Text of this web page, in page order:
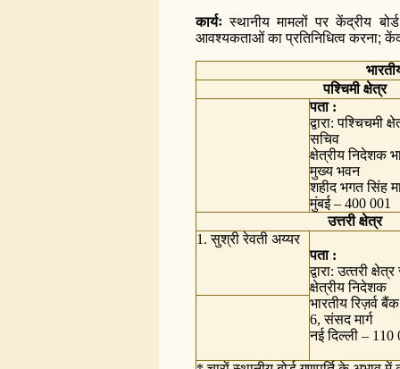
कार्यःस्थानीय मामलों पर केंद्रीय
आवश्यकताओं का प्रतिनिधित्व करना;
पश्चिमी क्षेत्र
पता :
द्वारा: पश्चिचमी
सचिव
क्षेत्रीय निदेशक
मुख्‍य भवन
शहीद भगत सिंह
मुंबई – 400 001
उत्तरी क्षेत्र
1. सुश्री रेवती अय्यर
पता :
द्वारा: उत्‍तरी
क्षेत्रीय निदेशक
भारतीय रिज़र्व बैंक
6, संसद मार्ग
नई दिल्‍ली – 110